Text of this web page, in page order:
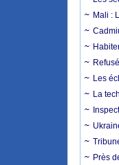
Mali :
Les
La
Près